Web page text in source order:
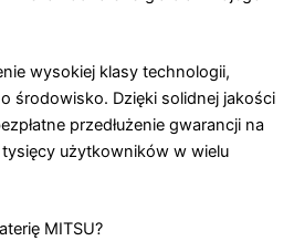
wysokiej klasy technologii,
środowisko. Dzięki solidnej jakości
przedłużenie gwarancji na
użytkowników w wielu
MITSU?